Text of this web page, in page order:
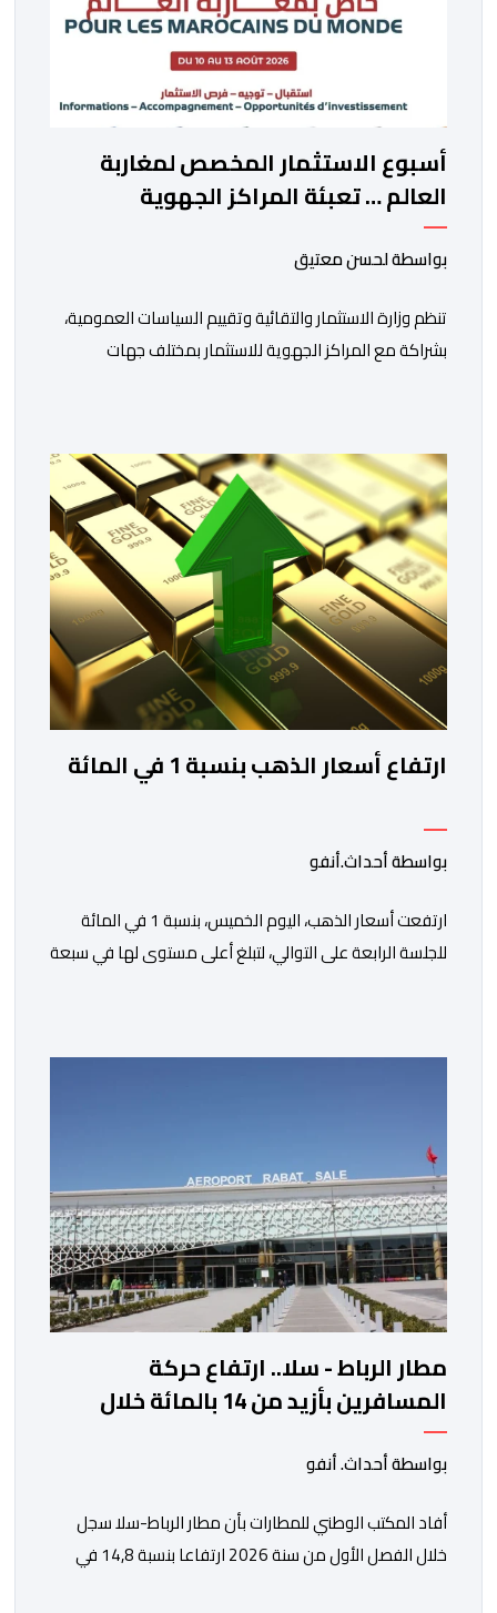
أسبوع الاستثمار المخصص لمغاربة
العالم … تعبئة المراكز الجهوية
للاستثمار لمواكبة مشاريع مغاربة
العالم
بواسطة لحسن معتيق
تنظم وزارة الاستثمار والتقائية وتقييم السياسات العمومية،
بشراكة مع المراكز الجهوية للاستثمار بمختلف جهات
تهدف هذه المبادرة إلى تمكين مغاربة العالم من الاطلاع
على فرص الاستثمار المتاحة بمختلف جهات المملكة،
والاستفادة من مواكبة عن قرب تساعدهم […]
ارتفاع أسعار الذهب بنسبة 1 في المائة
بواسطة أحداث.أنفو
ارتفعت أسعار الذهب، اليوم الخميس، بنسبة 1 في المائة
للجلسة الرابعة على التوالي، لتبلغ أعلى مستوى لها في سبعة
بنسبة 1 في المائة إلى 4285,69 دولارا للأوقية، مسجلا أعلى
مطار الرباط - سلا.. ارتفاع حركة
المسافرين بأزيد من 14 بالمائة خلال
الفصل الأول من 2026
بواسطة أحداث. أنفو
أفاد المكتب الوطني للمطارات بأن مطار الرباط-سلا سجل
خلال الفصل الأول من سنة 2026 ارتفاعا بنسبة 14,8 في